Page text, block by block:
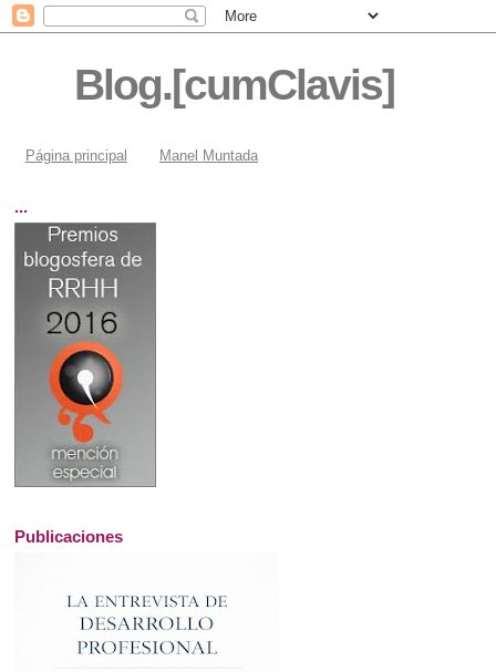
Blog.[cumClavis]
Página principal Manel Muntada
...
Publicaciones